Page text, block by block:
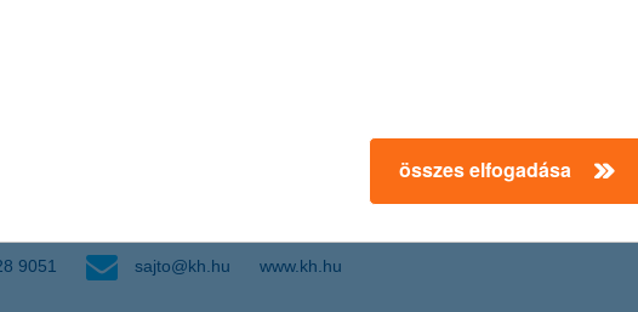
9051 sajto@kh.hu www.kh.hu
összes elfogadása